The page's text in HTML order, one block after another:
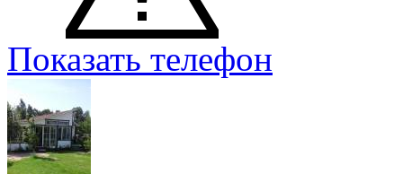
Показать телефон